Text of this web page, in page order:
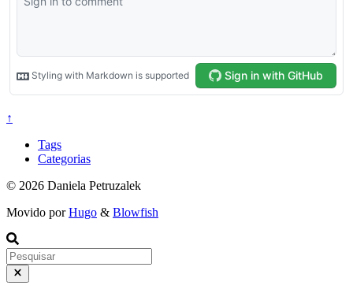
↑
Tags
Categorias
© 2026 Daniela Petruzalek
Movido porHugo & Blowfish